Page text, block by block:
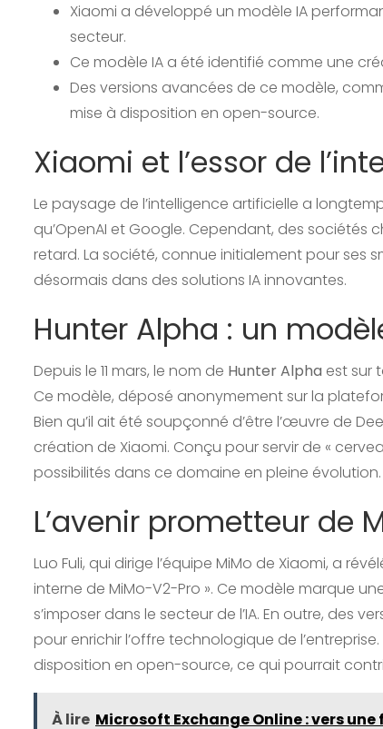
Xiaomi a développé un modèle IA
secteur.
Ce modèle IA a été identifié comme une
Des versions avancées de ce modèle,
mise à disposition en open-source.
Xiaomi et l’essor de
Le paysage de l’intelligence artificielle a
qu’OpenAI et Google. Cependant, des
retard. La société, connue initialement pour ses
désormais dans des solutions IA innovantes.
Hunter Alpha : un
Depuis le 11 mars, le nom de Hunter Alpha est sur
Ce modèle, déposé anonymement sur la
Bien qu’il ait été soupçonné d’être l’œuvre de
création de Xiaomi. Conçu pour servir de «
possibilités dans ce domaine en pleine évolution.
L’avenir prometteur de
Luo Fuli, qui dirige l’équipe MiMo de Xiaomi, a
interne de MiMo-V2-Pro ». Ce modèle marque
s’imposer dans le secteur de l’IA. En outre, des
pour enrichir l’offre technologique de
disposition en open-source, ce qui pourrait
À lire Microsoft Exchange Online : vers